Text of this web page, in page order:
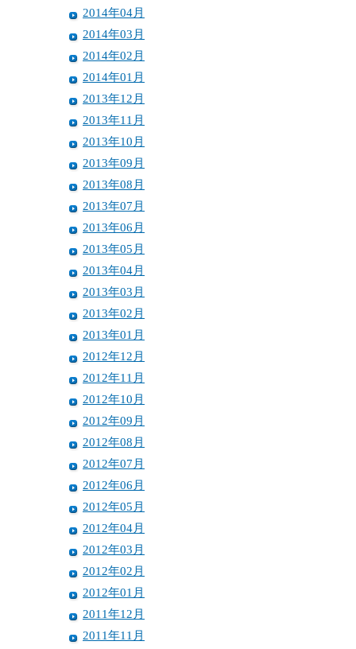
2014年04月
2014年03月
2014年02月
2014年01月
2013年12月
2013年11月
2013年10月
2013年09月
2013年08月
2013年07月
2013年06月
2013年05月
2013年04月
2013年03月
2013年02月
2013年01月
2012年12月
2012年11月
2012年10月
2012年09月
2012年08月
2012年07月
2012年06月
2012年05月
2012年04月
2012年03月
2012年02月
2012年01月
2011年12月
2011年11月